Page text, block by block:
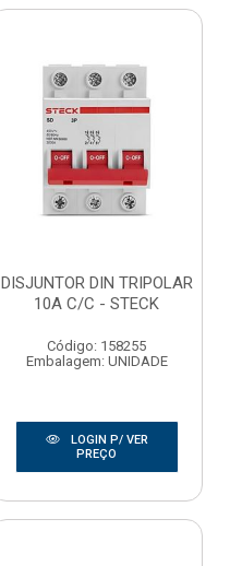
DISJUNTOR DIN TRIPOLAR
10A C/C - STECK
Código: 158255
Embalagem: UNIDADE
LOGIN P/ VER
PREÇO